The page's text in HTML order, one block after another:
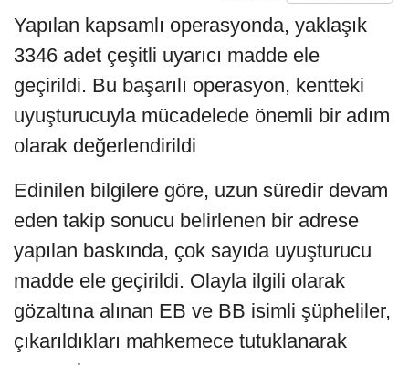
Yapılan kapsamlı operasyonda, yaklaşık
3346 adet çeşitli uyarıcı madde ele
geçirildi. Bu başarılı operasyon, kentteki
uyuşturucuyla mücadelede önemli bir adım
olarak değerlendirildi
Edinilen bilgilere göre, uzun süredir devam
eden takip sonucu belirlenen bir adrese
yapılan baskında, çok sayıda uyuşturucu
madde ele geçirildi. Olayla ilgili olarak
gözaltına alınan EB ve BB isimli şüpheliler,
çıkarıldıkları mahkemece tutuklanarak